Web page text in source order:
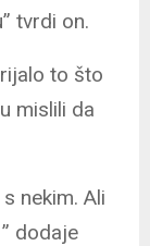
tvrdi on.
to što
mislili da
nekim. Ali
dodaje